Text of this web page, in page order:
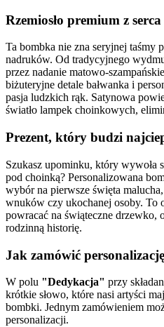
Rzemiosło premium z
Ta bombka nie zna seryjnej taśmy
nadruków. Od tradycyjnego
przez nadanie matowo-
biżuteryjne detale bałwanka i
pasja ludzkich rąk. Satynowa
światło lampek choinkowych,
Prezent, który budzi
Szukasz upominku, który wywoła
pod choinką? Personalizowana
wybór na pierwsze święta
wnuków czy ukochanej osoby. To
powracać na świąteczne drzewko,
rodzinną historię.
Jak zamówić
W polu "Dedykacja" przy
krótkie słowo, które nasi artyści
bombki. Jednym zamówieniem
personalizacji.